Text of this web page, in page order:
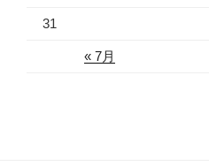
« 7月
31